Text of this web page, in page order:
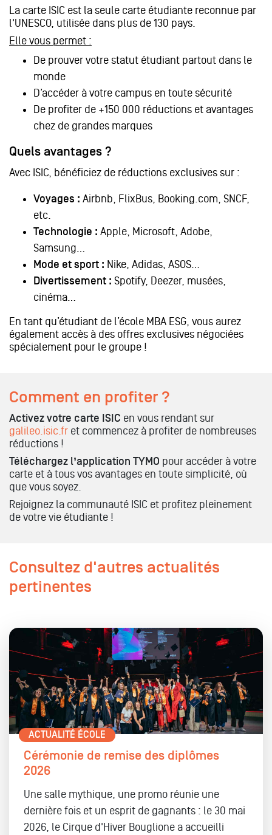
La carte ISIC est la seule carte étudiante reconnue par
l'UNESCO, utilisée dans plus de 130 pays.
Elle vous permet :
De prouver votre statut étudiant partout dans le
monde
D’accéder à votre campus en toute sécurité
De profiter de +150 000 réductions et avantages
chez de grandes marques
Quels avantages ?
Avec ISIC, bénéficiez de réductions exclusives sur :
Voyages : Airbnb, FlixBus, Booking.com, SNCF,
etc.
Technologie : Apple, Microsoft, Adobe,
Samsung…
Mode et sport : Nike, Adidas, ASOS…
Divertissement : Spotify, Deezer, musées,
cinéma…
En tant qu’étudiant de l’école MBA ESG, vous aurez
également accès à des offres exclusives négociées
spécialement pour le groupe !
Comment en profiter ?
Activez votre carte ISIC en vous rendant sur
galileo.isic.fr et commencez à profiter de nombreuses
réductions !
Téléchargez l’application TYMO pour accéder à votre
carte et à tous vos avantages en toute simplicité, où
que vous soyez.
Rejoignez la communauté ISIC et profitez pleinement
de votre vie étudiante !
Consultez d'autres actualités
pertinentes
ACTUALITÉ ÉCOLE
Cérémonie de remise des diplômes
2026
Une salle mythique, une promo réunie une
dernière fois et un esprit de gagnants : le 30 mai
2026, le Cirque d'Hiver Bouglione a accueilli